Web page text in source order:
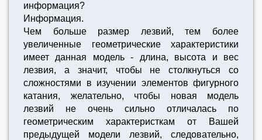
информация?
Информация.
Чем больше размер лезвий, тем более
увеличенные геометрические характеристики
имеет данная модель - длина, высота и вес
лезвия, а значит, чтобы не столкнуться со
сложностями в изучении элементов фигурного
катания, желательно, чтобы новая модель
лезвий не очень сильно отличалась по
геометрическим характеристкам от Вашей
предыдущей модели лезвий, следовательно,